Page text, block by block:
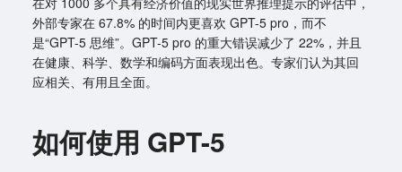
外部专家在 67.8% 的时间内更喜欢 GPT-5 pro，而不
是“GPT-5 思维”。GPT-5 pro 的重大错误减少了 22%，并且
在健康、科学、数学和编码方面表现出色。专家们认为其回
应相关、有用且全面。
如何使用 GPT-5